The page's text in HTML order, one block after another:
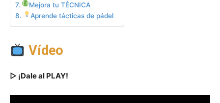
Mejora tu TÉCNICA
Aprende tácticas de pádel
Vídeo
▷ ¡Dale al PLAY!